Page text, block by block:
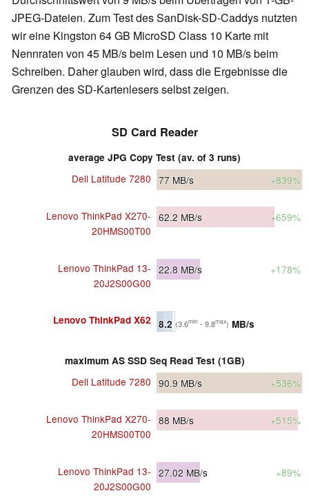
JPEG-Dateien. Zum Test des SanDisk-SD-Caddys nutzten
wir eine Kingston 64 GB MicroSD Class 10 Karte mit
Nennraten von 45 MB/s beim Lesen und 10 MB/s beim
Schreiben. Daher glauben wird, dass die Ergebnisse die
Grenzen des SD-Kartenlesers selbst zeigen.
SD Card Reader
average JPG Copy Test (av. of 3 runs)
Dell Latitude 7280 77 MB/s +839%
Lenovo ThinkPad X270-
20HMS00T00
62.2 MB/s +659%
Lenovo ThinkPad 13-
20J2S00G00
22.8 MB/s +178%
Lenovo ThinkPad X62 8.2 (3.6min - 9.8max) MB/s
maximum AS SSD Seq Read Test (1GB)
Dell Latitude 7280 90.9 MB/s +536%
Lenovo ThinkPad X270-
20HMS00T00
88 MB/s +515%
Lenovo ThinkPad 13-
20J2S00G00
27.02 MB/s +89%